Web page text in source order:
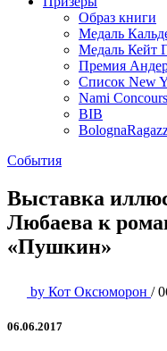
Образ книги
Медаль
Медаль Кейт
Премия
Список New
Nami Concours
BIB
События
Выставка
Любаева к
«Пушкин»
by Кот Оксюморон /
06.06.2017